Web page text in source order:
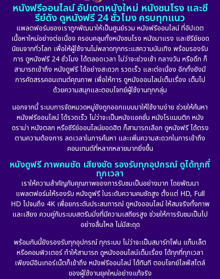
Detective สืบสวน (5)
Detective สืบสวน (56)
Disaster (10)
Disney+ (23)
Drama ดราม่า (887)
Dystopian (17)
Emotional (101)
Epic มหากาพย์ (17)
Erotic (10)
Fantasy จินตนาการ (256)
1974
1971 1962
หนังฟรีออนไลน์ อัปเดตหนังใหม่ หนังชนโรง และซี
รีย์ดัง ดูหนังฟรี 24 ชั่วโมง ครบทุกแนว
แพลตฟอร์มของเราถูกพัฒนาให้เป็นศูนย์รวม หนังฟรีออนไลน์ ที่อัปเดต
เนื้อหาใหม่อย่างต่อเนื่อง ครอบคลุมทั้งหนังชนโรง หนังมาแรง และซีรีย์ยอด
นิยมจากทั่วโลก เพื่อให้ผู้ใช้งานไม่พลาดทุกกระแสความบันเทิง พร้อมรองรับ
การ ดูหนังฟรี 24 ชั่วโมง ได้ตลอดเวลา ไม่ว่าจะช่วงเช้า กลางวัน หรือดึก ก็
สามารถเข้าถึง หนังดูฟรี ได้อย่างสะดวก รวดเร็ว และต่อเนื่อง อีกทั้งยังมี
การคัดสรรคอนเทนต์คุณภาพ เพื่อให้การ ดูหนังออนไลน์เต็มเรื่อง เต็มไป
ด้วยความสนุกและตอบโจทย์ผู้ใช้งานทุกกลุ่ม
นอกจากนี้ ระบบการจัดหมวดหมู่ยังถูกออกแบบมาให้ใช้งานง่าย ช่วยให้ค้นหา
หนังฟรีออนไลน์ ได้รวดเร็ว ไม่ว่าจะเป็นหนังแอคชั่น หนังโรแมนติก หนัง
ดราม่า หนังตลก หรือซีรีย์ออนไลน์ยอดฮิต ก็สามารถเลือก ดูหนังฟรี ได้ตรง
ตามความต้องการ ลดเวลาในการค้นหา และเพิ่มความสะดวกในการเข้าถึง
คอนเทนต์ที่หลากหลายมากยิ่งขึ้น
หนังดูฟรี ภาพคมชัด เสียงชัด รองรับทุกอุปกรณ์ ดูได้ทุกที่
ทุกเวลา
เราให้ความสำคัญกับคุณภาพของการรับชมเป็นอย่างมาก โดยพัฒนา
แพลตฟอร์มให้รองรับ หนังดูฟรี ในระดับความคมชัดสูง ตั้งแต่ HD, Full
HD ไปจนถึง 4K เพื่อยกระดับประสบการณ์ ดูหนังออนไลน์ ให้สมจริงทั้งภาพ
และเสียง ควบคู่กับระบบสตรีมมิ่งที่มีความเสถียรสูง ช่วยให้การรับชมเป็นไป
อย่างลื่นไหล ไม่มีสะดุด
พร้อมกันนี้ยังรองรับทุกอุปกรณ์ ทุกระบบ ไม่ว่าจะเป็นสมาร์ทโฟน แท็บเล็ต
หรือคอมพิวเตอร์ ทำให้สามารถ ดูหนังออนไลน์เต็มเรื่อง ได้ทุกที่ทุกเวลา
เพียงมีอินเทอร์เน็ตก็เข้าถึง หนังฟรีออนไลน์ ได้ทันที ตอบโจทย์ไลฟ์สไตล์
ของผู้ใช้งานยุคใหม่อย่างแท้จริง